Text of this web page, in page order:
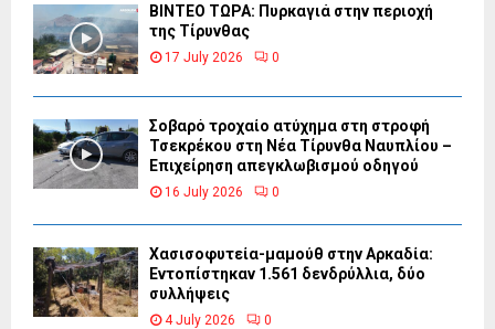
ΒΙΝΤΕΟ ΤΩΡΑ: Πυρκαγιά στην περιοχή
της Τίρυνθας
17 July 2026 0
Σοβαρό τροχαίο ατύχημα στη στροφή
Τσεκρέκου στη Νέα Τίρυνθα Ναυπλίου –
Επιχείρηση απεγκλωβισμού οδηγού
16 July 2026 0
Χασισοφυτεία-μαμούθ στην Αρκαδία:
Εντοπίστηκαν 1.561 δενδρύλλια, δύο
συλλήψεις
4 July 2026 0